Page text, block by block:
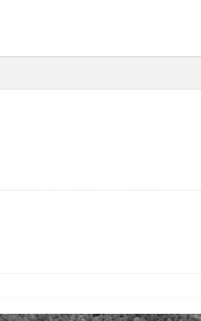
注意喚起 trip YouTube